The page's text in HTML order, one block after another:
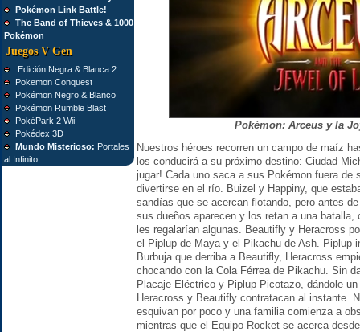
Pokémon Link Battle!
The Band of Thieves & 1000
Pokémon
Juegos V Gen
Edición Negra & Blanca 2
Pokemon Conquest
Pokémon Negro & Blanco
Pokémon Rumble Blast
PokéPark 2 Wii
Pokédex 3D
Mundo Misterioso: Portales
al Infinito
Pokémon: Arceus y la
Nuestros héroes recorren un campo de maíz
los conducirá a su próximo destino: Ciudad
jugar! Cada uno saca a sus Pokémon fuera de
divertirse en el río. Buizel y Happiny, que
sandías que se acercan flotando, pero antes
sus dueños aparecen y los retan a una
les regalarían algunas. Beautifly y Heracross
el Piplup de Maya y el Pikachu de Ash. Piplup
Burbuja que derriba a Beautifly, Heracross
chocando con la Cola Férrea de Pikachu. Sin
Placaje Eléctrico y Piplup Picotazo, dándole
Heracross y Beautifly contratacan al instante.
esquivan por poco y una familia comienza a
mientras que el Equipo Rocket se acerca